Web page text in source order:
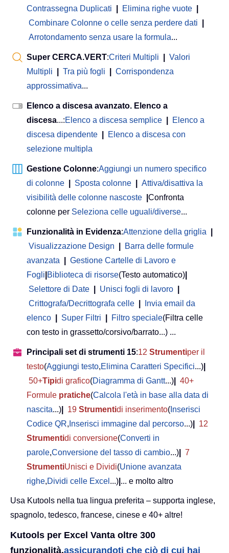
Contrassegna Duplicati
Elimina righe vuote
Combinare Colonne o celle senza perdere dati
Arrotondamento senza usare la formula...
Super CERCA.VERT:Criteri Multipli
Valori
Multipli
Tra più fogli
Corrispondenza
approssimativa...
Elenco a discesa avanzato. Elenco a
discesa...:Elenco a discesa semplice
Elenco a
discesa dipendente
Elenco a discesa con
selezione multipla
Gestione Colonne:Aggiungi un numero specifico
di colonne
Sposta colonne
Attiva/disattiva la
visibilità delle colonne nascoste
Confronta
colonne per Seleziona celle uguali/diverse...
Funzionalità in Evidenza:Attenzione della griglia
Visualizzazione Design
Barra delle formule
avanzata
Gestione Cartelle di Lavoro e
Fogli Biblioteca di risorse(Testo automatico)
Selettore di Date
Unisci fogli di lavoro
Crittografa/Decrittografa celle
Invia email da
elenco
Super Filtri Filtro speciale(Filtra celle
con testo in grassetto/corsivo/barrato...) ...
Principali set di strumenti 15:12 Strumentiper il
testo(Aggiungi testo,Elimina Caratteri Specifici...)
50+Tipidi grafico(Diagramma di Gantt...)
40+
Formule pratiche(Calcola l'età in base alla data di
nascita...) 19 Strumentidi inserimento( Inserisci
Codice QR, Inserisci immagine dal percorso...)
12
Strumentidi conversione(Converti in
parole,Conversione del tasso di cambio...)
7
StrumentiUnisci e Dividi(Unione avanzata
righe,Dividi celle Excel ...) ... e molto altro
Usa Kutools nella tua lingua preferita – supporta inglese,
spagnolo, tedesco, francese, cinese e 40+ altre!
Kutools per Excel Vanta oltre 300
funzionalità,assicurandoti che ciò di cui hai